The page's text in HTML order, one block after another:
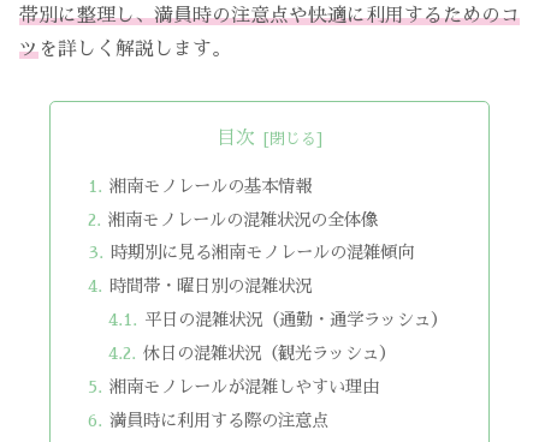
帯別に整理し、満員時の注意点や快適に利用するためのコ
ツを詳しく解説します。
目次
湘南モノレールの基本情報
湘南モノレールの混雑状況の全体像
時期別に見る湘南モノレールの混雑傾向
時間帯・曜日別の混雑状況
平日の混雑状況（通勤・通学ラッシュ）
休日の混雑状況（観光ラッシュ）
湘南モノレールが混雑しやすい理由
満員時に利用する際の注意点